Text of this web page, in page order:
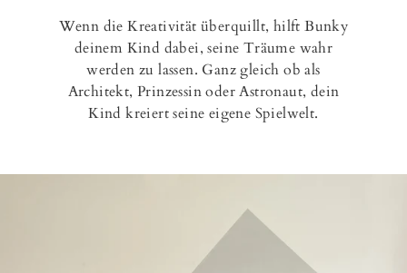
Wenn die Kreativität überquillt, hilft Bunky
deinem Kind dabei, seine Träume wahr
werden zu lassen. Ganz gleich ob als
Architekt, Prinzessin oder Astronaut, dein
Kind kreiert seine eigene Spielwelt.